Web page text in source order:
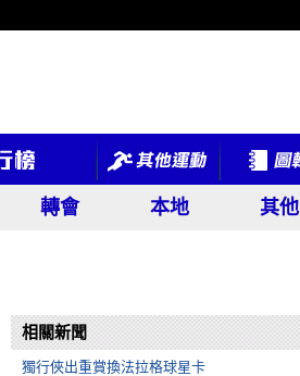
轉會 本地 其他
相關新聞
獨行俠出重賞換法拉格球星卡